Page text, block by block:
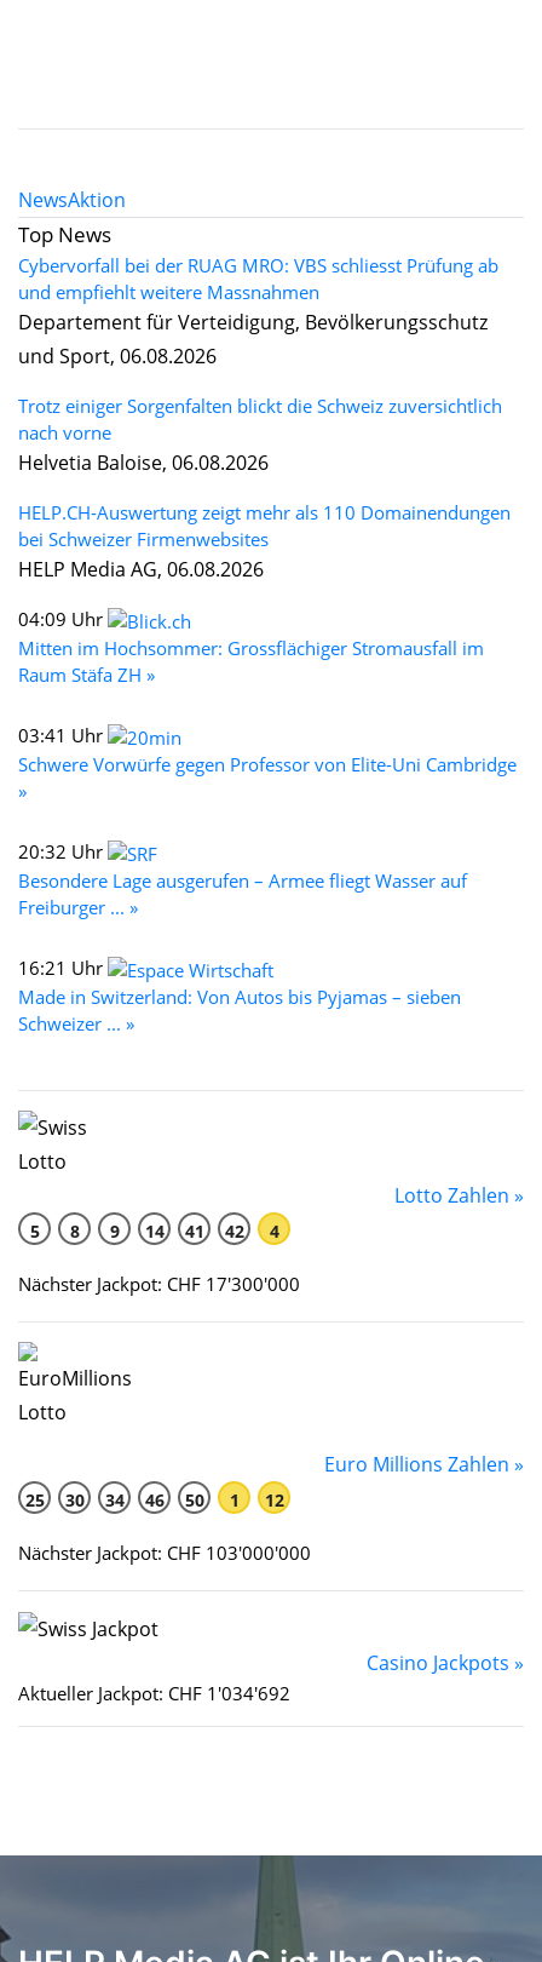
NewsAktion
Top News
Cybervorfall bei der RUAG MRO: VBS schliesst Prüfung ab
und empfiehlt weitere Massnahmen
Departement für Verteidigung, Bevölkerungsschutz
und Sport, 06.08.2026
Trotz einiger Sorgenfalten blickt die Schweiz zuversichtlich
nach vorne
Helvetia Baloise, 06.08.2026
HELP.CH-Auswertung zeigt mehr als 110 Domainendungen
bei Schweizer Firmenwebsites
HELP Media AG, 06.08.2026
04:09 Uhr
Mitten im Hochsommer: Grossflächiger Stromausfall im
Raum Stäfa ZH »
03:41 Uhr
Schwere Vorwürfe gegen Professor von Elite-Uni Cambridge
»
20:32 Uhr
Besondere Lage ausgerufen – Armee fliegt Wasser auf
Freiburger ... »
16:21 Uhr
Made in Switzerland: Von Autos bis Pyjamas – sieben
Schweizer ... »
Lotto Zahlen »
5 8 9 14 41 42 4
Nächster Jackpot: CHF 17'300'000
Euro Millions Zahlen »
25 30 34 46 50 1 12
Nächster Jackpot: CHF 103'000'000
Casino Jackpots »
Aktueller Jackpot: CHF 1'034'692